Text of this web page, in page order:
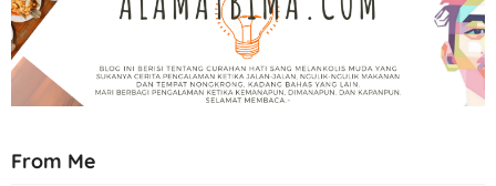
From Me